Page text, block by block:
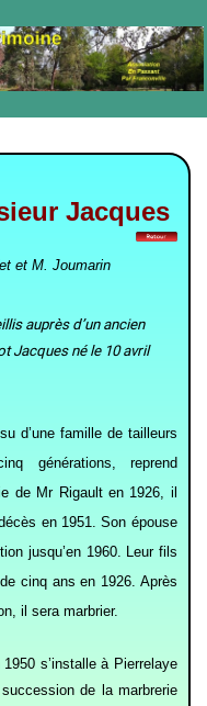
Jacques
et M. Joumarin
auprès d’un ancien
Jacques né le 10 avril
d’une famille de tailleurs
générations, reprend
de Mr Rigault en 1926, il
en 1951. Son épouse
jusqu’en 1960. Leur fils
cinq ans en 1926. Après
il sera marbrier.
s’installe à Pierrelaye
de la marbrerie